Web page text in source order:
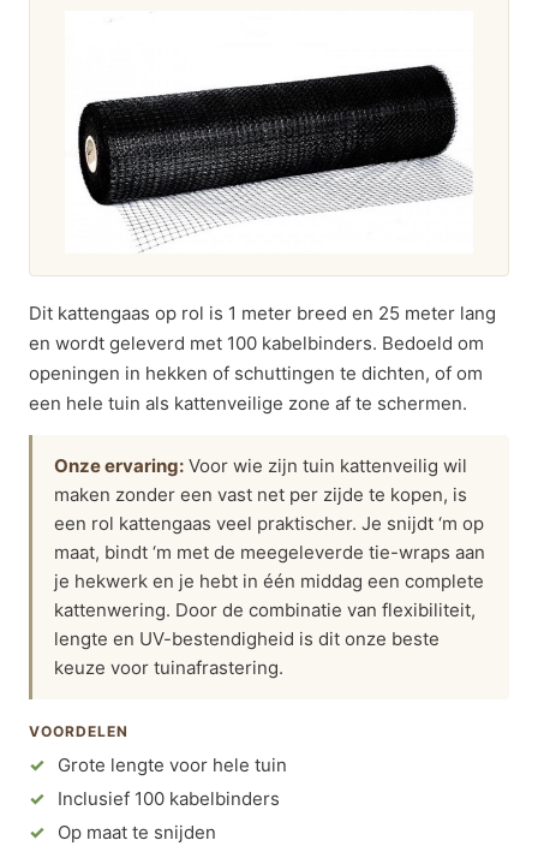
Dit kattengaas op rol is 1 meter breed en 25 meter lang
en wordt geleverd met 100 kabelbinders. Bedoeld om
openingen in hekken of schuttingen te dichten, of om
een hele tuin als kattenveilige zone af te schermen.
Onze ervaring: Voor wie zijn tuin kattenveilig wil
maken zonder een vast net per zijde te kopen, is
een rol kattengaas veel praktischer. Je snijdt ‘m op
maat, bindt ‘m met de meegeleverde tie-wraps aan
je hekwerk en je hebt in één middag een complete
kattenwering. Door de combinatie van flexibiliteit,
lengte en UV-bestendigheid is dit onze beste
keuze voor tuinafrastering.
VOORDELEN
Grote lengte voor hele tuin
Inclusief 100 kabelbinders
Op maat te snijden